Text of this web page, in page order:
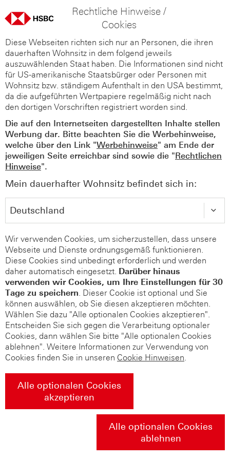
Rechtliche Hinweise /
Cookies
Diese Webseiten richten sich nur an Personen, die ihren
dauerhaften Wohnsitz in dem folgend jeweils
auszuwählenden Staat haben. Die Informationen sind nicht
für US-amerikanische Staatsbürger oder Personen mit
Wohnsitz bzw. ständigem Aufenthalt in den USA bestimmt,
da die aufgeführten Wertpapiere regelmäßig nicht nach
den dortigen Vorschriften registriert worden sind.
Die auf den Internetseiten dargestellten Inhalte stellen
Werbung dar. Bitte beachten Sie die Werbehinweise,
welche über den Link "Werbehinweise" am Ende der
jeweiligen Seite erreichbar sind sowie die "Rechtlichen
Hinweise".
Mein dauerhafter Wohnsitz befindet sich in:
Wir verwenden Cookies, um sicherzustellen, dass unsere
Webseite und Dienste ordnungsgemäß funktionieren.
Diese Cookies sind unbedingt erforderlich und werden
daher automatisch eingesetzt. Darüber hinaus
verwenden wir Cookies, um Ihre Einstellungen für 30
Tage zu speichern. Dieser Cookie ist optional und Sie
können auswählen, ob Sie diesen akzeptieren möchten.
Wählen Sie dazu "Alle optionalen Cookies akzeptieren".
Entscheiden Sie sich gegen die Verarbeitung optionaler
Cookies, dann wählen Sie bitte "Alle optionalen Cookies
ablehnen". Weitere Informationen zur Verwendung von
Cookies finden Sie in unseren Cookie Hinweisen.
Alle optionalen Cookies
akzeptieren
Alle optionalen Cookies
ablehnen